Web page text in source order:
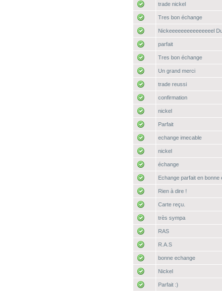
trade nickel
Tres bon échange
Nickeeeeeeeeeeeeeeel
parfait
Tres bon échange
Un grand merci
trade reussi
confirmation
nickel
Parfait
echange imecable
nickel
échange
Echange parfait en bonne
Rien à dire !
Carte reçu.
très sympa
RAS
R.A.S
bonne echange
Nickel
Parfait :)